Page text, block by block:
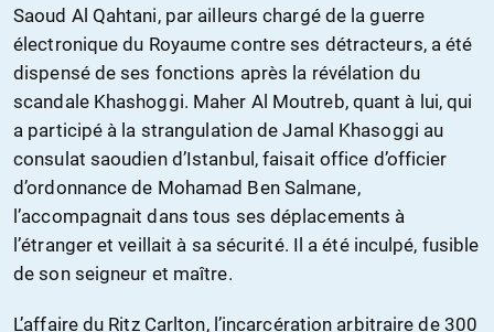
Saoud Al Qahtani, par ailleurs chargé de la guerre
électronique du Royaume contre ses détracteurs, a été
dispensé de ses fonctions après la révélation du
scandale Khashoggi. Maher Al Moutreb, quant à lui, qui
a participé à la strangulation de Jamal Khasoggi au
consulat saoudien d’Istanbul, faisait office d’officier
d’ordonnance de Mohamad Ben Salmane,
l’accompagnait dans tous ses déplacements à
l’étranger et veillait à sa sécurité. Il a été inculpé, fusible
de son seigneur et maître.
L’affaire du Ritz Carlton, l’incarcération arbitraire de 300